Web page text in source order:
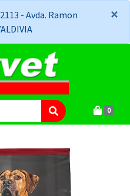
- Avda. Ramon
×
×
0